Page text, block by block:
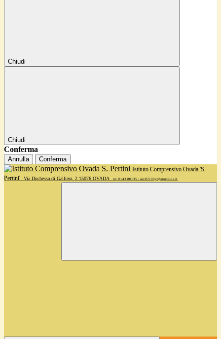
Chiudi
Chiudi
Conferma
Annulla Conferma
Istituto Comprensivo Ovada 'S.
Pertini'
Via Duchessa di Galliera, 2 15076 OVADA tel. 0143 80135 • alic82100g@istruzione.it